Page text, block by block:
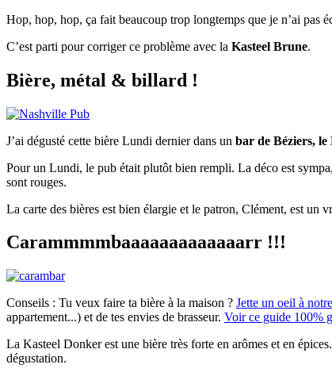
Hop, hop, hop, ça fait beaucoup trop longtemps que je n’ai pas
C’est parti pour corriger ce problème avec la Kasteel Brune.
Bière, métal & billard !
J’ai dégusté cette bière Lundi dernier dans un bar de Béziers, le
Pour un Lundi, le pub était plutôt bien rempli. La déco est
sont rouges.
La carte des bières est bien élargie et le patron, Clément, est un
Carammmmbaaaaaaaaaaaaarr !!!
Conseils : Tu veux faire ta bière à la maison ? Jette un oeil à
appartement...) et de tes envies de brasseur. Voir ce guide 100%
La Kasteel Donker est une bière très forte en arômes et en
dégustation.